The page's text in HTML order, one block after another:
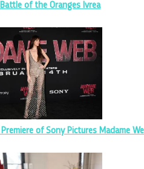
of the Oranges Ivrea
of Sony Pictures Madame